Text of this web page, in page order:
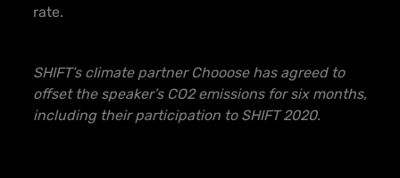
rate.
SHIFT’s climate partner Chooose has agreed to
offset the speaker’s CO2 emissions for six months,
including their participation to SHIFT 2020.